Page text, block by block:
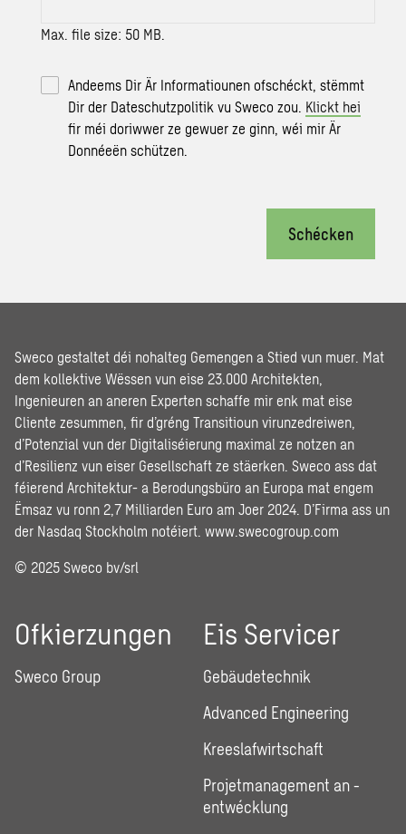
Max. file size: 50 MB.
Andeems Dir Är Informatiounen ofschéckt, stëmmt
Dir der Dateschutzpolitik vu Sweco zou. Klickt hei
fir méi doriwwer ze gewuer ze ginn, wéi mir Är
Donnéeën schützen.
Schécken
Sweco gestaltet déi nohalteg Gemengen a Stied vun muer. Mat
dem kollektive Wëssen vun eise 23.000 Architekten,
Ingenieuren an aneren Experten schaffe mir enk mat eise
Cliente zesummen, fir d’gréng Transitioun virunzedreiwen,
d’Potenzial vun der Digitaliséierung maximal ze notzen an
d’Resilienz vun eiser Gesellschaft ze stäerken. Sweco ass dat
féierend Architektur- a Berodungsbüro an Europa mat engem
Ëmsaz vu ronn 2,7 Milliarden Euro am Joer 2024. D’Firma ass un
der Nasdaq Stockholm notéiert. www.swecogroup.com
© 2025 Sweco bv/srl
Ofkierzungen
Sweco Group
Eis Servicer
Gebäudetechnik
Advanced Engineering
Kreeslafwirtschaft
Projetmanagement an -
entwécklung